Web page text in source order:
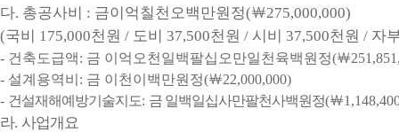
다. 총공사비 : 금이억칠천오백만원정(￦275,000,000)
(국비 175,000천원 / 도비 37,500천원 / 시비 37,500천원 / 자
- 건축도급액: 금 이억오천일백팔십오만일천육백원정(￦
- 설계용역비 : 금 이천이백만원정(￦22,000,000)
- 건설재해예방기술지도: 금 일백일십사만팔천사백원정(￦
라. 사업개요